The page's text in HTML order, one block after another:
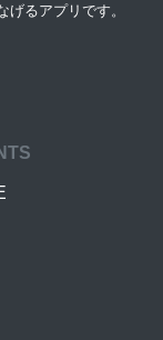
るアプリです。